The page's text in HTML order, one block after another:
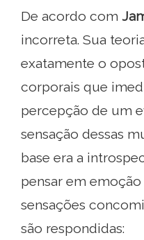
De acordo com
incorreta. Sua
exatamente o
corporais que
percepção de um
sensação dessas
base era a
pensar em
sensações
são respondidas: